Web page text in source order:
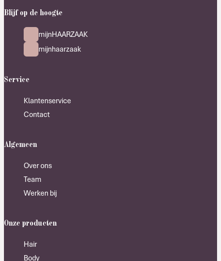
Blijf op de hoogte
mijnHAARZAAK
mijnhaarzaak
Service
Klantenservice
Contact
Algemeen
Over ons
Team
Werken bij
Onze producten
Hair
Body